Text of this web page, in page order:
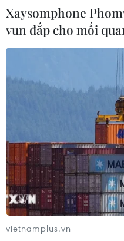
Tây Ninh ngăn chặn, xử
các vụ việc xâm phạm
trí tuệ
Dắt chó đi dạo không
định, bị phạt đến 2
08/08/2026 04:16
CHUYỆN TUẦN
Xaysomphone
vun đắp cho mối
vietnamplus.vn